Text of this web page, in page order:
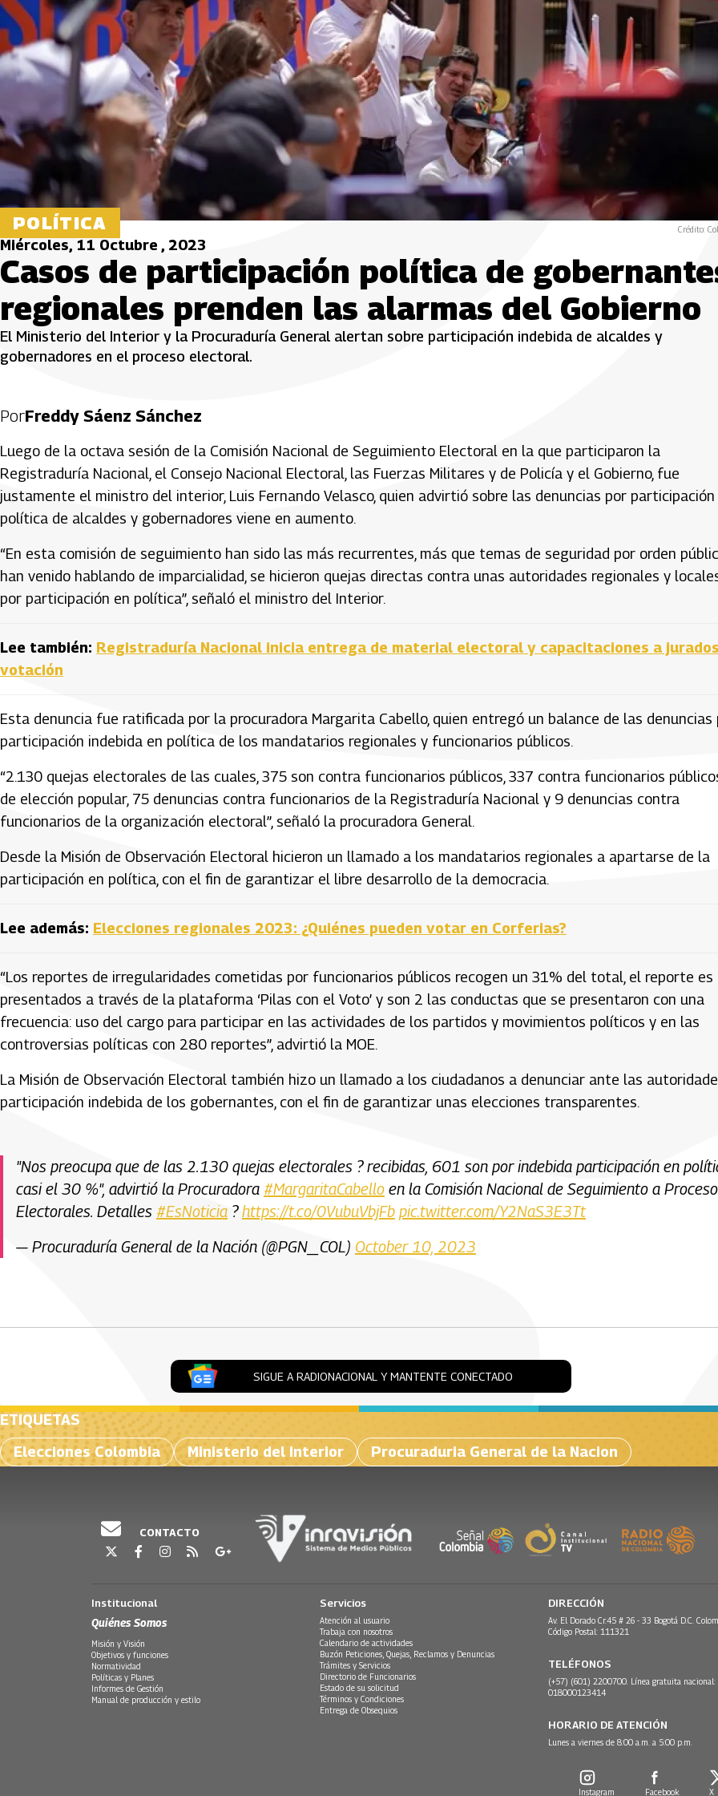
POLÍTICA Crédito:
Miércoles, 11 Octubre , 2023
Casos de participación política de
regionales prenden las alarmas del Gobierno
El Ministerio del Interior y la Procuraduría General alertan sobre participación indebida de alcaldes y
gobernadores en el proceso electoral.
PorFreddy Sáenz Sánchez
Luego de la octava sesión de la Comisión Nacional de Seguimiento Electoral en la que participaron la
Registraduría Nacional, el Consejo Nacional Electoral, las Fuerzas Militares y de Policía y el Gobierno, fue
justamente el ministro del interior, Luis Fernando Velasco, quien advirtió sobre las denuncias por participación
política de alcaldes y gobernadores viene en aumento.
“En esta comisión de seguimiento han sido las más recurrentes, más que temas de seguridad por orden
han venido hablando de imparcialidad, se hicieron quejas directas contra unas autoridades regionales y
por participación en política”, señaló el ministro del Interior.
Lee también: Registraduría Nacional inicia entrega de material electoral y capacitaciones a
votación
Esta denuncia fue ratificada por la procuradora Margarita Cabello, quien entregó un balance de las denuncias
participación indebida en política de los mandatarios regionales y funcionarios públicos.
“2.130 quejas electorales de las cuales, 375 son contra funcionarios públicos, 337 contra funcionarios
de elección popular, 75 denuncias contra funcionarios de la Registraduría Nacional y 9 denuncias contra
funcionarios de la organización electoral”, señaló la procuradora General.
Desde la Misión de Observación Electoral hicieron un llamado a los mandatarios regionales a apartarse de la
participación en política, con el fin de garantizar el libre desarrollo de la democracia.
Lee además: Elecciones regionales 2023: ¿Quiénes pueden votar en Corferias?
“Los reportes de irregularidades cometidas por funcionarios públicos recogen un 31% del total, el reporte es
presentados a través de la plataforma ‘Pilas con el Voto’ y son 2 las conductas que se presentaron con una
frecuencia: uso del cargo para participar en las actividades de los partidos y movimientos políticos y en las
controversias políticas con 280 reportes”, advirtió la MOE.
La Misión de Observación Electoral también hizo un llamado a los ciudadanos a denunciar ante las
participación indebida de los gobernantes, con el fin de garantizar unas elecciones transparentes.
"Nos preocupa que de las 2.130 quejas electorales ?️ recibidas, 601 son por indebida participación en
casi el 30 %", advirtió la Procuradora #MargaritaCabello en la Comisión Nacional de Seguimiento a
Electorales. Detalles #EsNoticia ?https://t.co/0VubuVbjFb pic.twitter.com/Y2NaS3E3Tt
— Procuraduría General de la Nación (@PGN_COL) October 10, 2023
SIGUE A RADIONACIONAL Y MANTENTE CONECTADO
ETIQUETAS
Elecciones Colombia
Ministerio del Interior Procuraduria General de la Nacion
CONTACTO
Institucional
Quiénes Somos
Misión y Visión
Objetivos y funciones
Normatividad
Políticas y Planes
Informes de Gestión
Manual de producción y estilo
Servicios
Atención al usuario
Trabaja con nosotros
Calendario de actividades
Buzón Peticiones, Quejas, Reclamos y Denuncias
Trámites y Servicios
Directorio de Funcionarios
Estado de su solicitud
Términos y Condiciones
Entrega de Obsequios
DIRECCIÓN
Av. El Dorado Cr.45 # 26 - 33 Bogotá D.C.
Código Postal: 111321
TELÉFONOS
(+57) (601) 2200700. Línea gratuita nacional:
018000123414
HORARIO DE ATENCIÓN
Lunes a viernes de 8:00 a.m. a 5:00 p.m.
Instagram Facebook X